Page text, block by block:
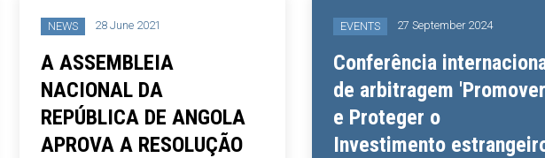
28 June 2021
A ASSEMBLEIA
NACIONAL DA
REPÚBLICA DE ANGOLA
APROVA A RESOLUÇÃO
27 September 2024
Conferência internacional
de arbitragem 'Promover
e Proteger o
Investimento estrangeiro